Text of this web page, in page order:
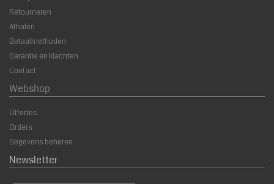
Retourneren
Afhalen
Betaalmethoden
Garantie en klachten
Contact
Webshop
Offertes
Orders
Gegevens beheren
Newsletter